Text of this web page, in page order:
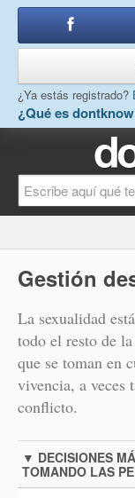
¿Qué es
¿Ya estás registrado?
Gestión
La sexualidad
todo el resto de
que se toman en
vivencia, a veces
conflicto.
▼ DECISIONES
TOMANDO LAS